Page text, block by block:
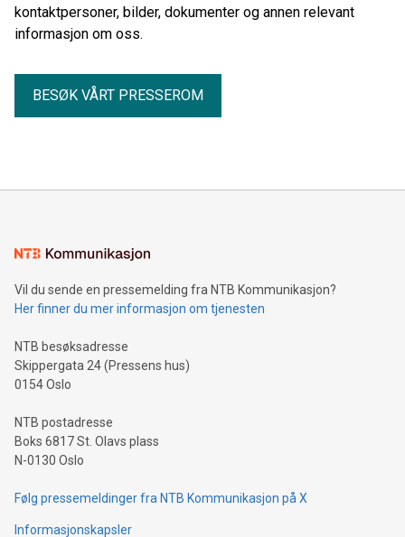
kontaktpersoner, bilder, dokumenter og annen relevant
informasjon om oss.
BESØK VÅRT PRESSEROM
Vil du sende en pressemelding fra NTB Kommunikasjon?
Her finner du mer informasjon om tjenesten
NTB besøksadresse
Skippergata 24 (Pressens hus)
0154 Oslo
NTB postadresse
Boks 6817 St. Olavs plass
N-0130 Oslo
Følg pressemeldinger fra NTB Kommunikasjon på X
Informasjonskapsler